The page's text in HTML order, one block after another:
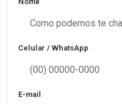
Celular / WhatsApp
E-mail